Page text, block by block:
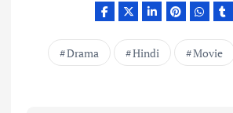
Drama Hindi Movie